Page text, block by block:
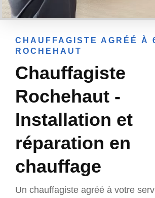
CHAUFFAGISTE AGRÉÉ À
ROCHEHAUT
Chauffagiste
Rochehaut -
Installation et
réparation en
chauffage
Un chauffagiste agréé à votre